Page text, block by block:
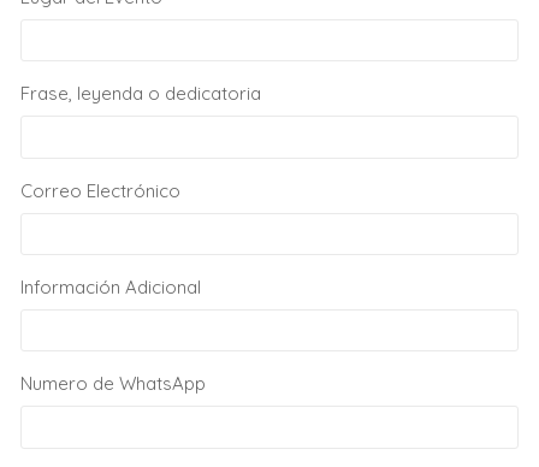
Frase, leyenda o dedicatoria
Correo Electrónico
Información Adicional
Numero de WhatsApp